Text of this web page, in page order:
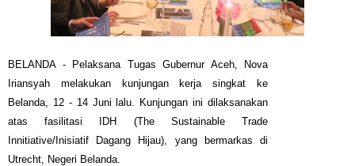
BELANDA - Pelaksana Tugas Gubernur Aceh, Nova
Iriansyah melakukan kunjungan kerja singkat ke
Belanda, 12 - 14 Juni lalu. Kunjungan ini dilaksanakan
atas fasilitasi IDH (The Sustainable Trade
Innitiative/Inisiatif Dagang Hijau), yang bermarkas di
Utrecht, Negeri Belanda.